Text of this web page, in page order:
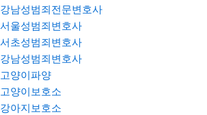
강남성범죄전문변호사
서울성범죄변호사
서초성범죄변호사
강남성범죄변호사
고양이파양
고양이보호소
강아지보호소